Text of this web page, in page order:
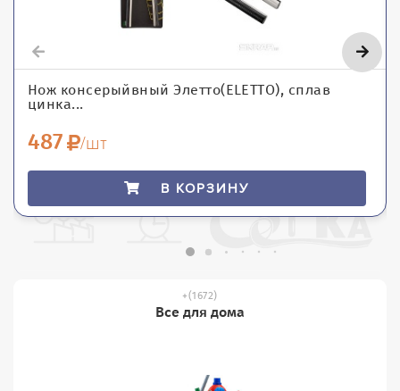
Нож консерыйвный Элетто(ELETTO), сплав
цинка...
487 /шт
В КОРЗИНУ
(1672)
Все для дома